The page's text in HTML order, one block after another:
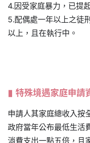
4.因受家庭暴力，已提
5.配偶處一年以上之徒
以上，且在執行中。
特殊境遇家庭申請
申請人其家庭總收入按
政府當年公布最低生活
消費支出一點五倍，且